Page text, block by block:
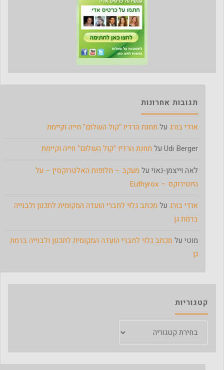
תגובות אחרונות
אודי בורג על תחנת הרדיו "קול השלום" חייה וקיימת
Udi Berger על תחנת הרדיו "קול השלום" חייה וקיימת
לאה וייצמן-נאוי על מעקב – חלופות האלטרוקסין – על
היוטירוקס – Euthyrox
אודי בורג על מכתב גלוי לחברי הועדה המקומית לתכנון ולבנייה
ברמת גן
מוטי על מכתב גלוי לחברי הועדה המקומית לתכנון ולבנייה ברמת
גן
קטגוריות